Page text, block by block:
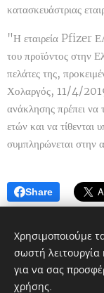
κατασκευάστριας
"Η εταιρεία Pfizer
του προϊόντος στην
πελάτες της,
Χολαργός, 11/4/
ανάκλησης πρέπει να
ετών και να
συμπληρώνεται στην
Share
Χρησιμοποιούμε
σωστή λειτουργία
για να σας
χρήσης.